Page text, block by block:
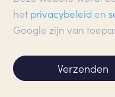
het privacybeleid en
Google zijn van
Verzenden